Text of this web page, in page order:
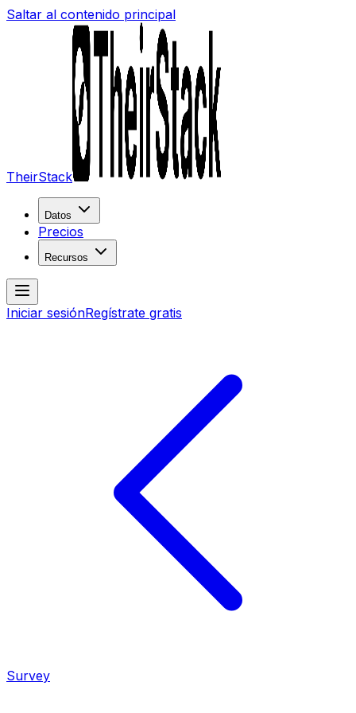
Saltar al contenido principal
TheirStack
Datos
Precios
Recursos
Iniciar sesiónRegístrate gratis
Survey